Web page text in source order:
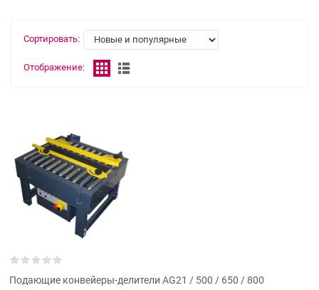
Сортировать:
Отображение:
Подающие конвейеры-делители AG21 / 500 / 650 / 800